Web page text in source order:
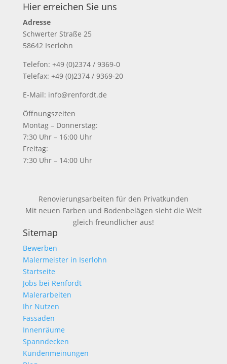
Hier erreichen Sie uns
Adresse
Schwerter Straße 25
58642 Iserlohn
Telefon: +49 (0)2374 / 9369-0
Telefax: +49 (0)2374 / 9369-20
E-Mail: info@renfordt.de
Öffnungszeiten
Montag – Donnerstag:
7:30 Uhr – 16:00 Uhr
Freitag:
7:30 Uhr – 14:00 Uhr
Renovierungsarbeiten für den Privatkunden
Mit neuen Farben und Bodenbelägen sieht die Welt
gleich freundlicher aus!
Sitemap
Bewerben
Malermeister in Iserlohn
Startseite
Jobs bei Renfordt
Malerarbeiten
Ihr Nutzen
Fassaden
Innenräume
Spanndecken
Kundenmeinungen